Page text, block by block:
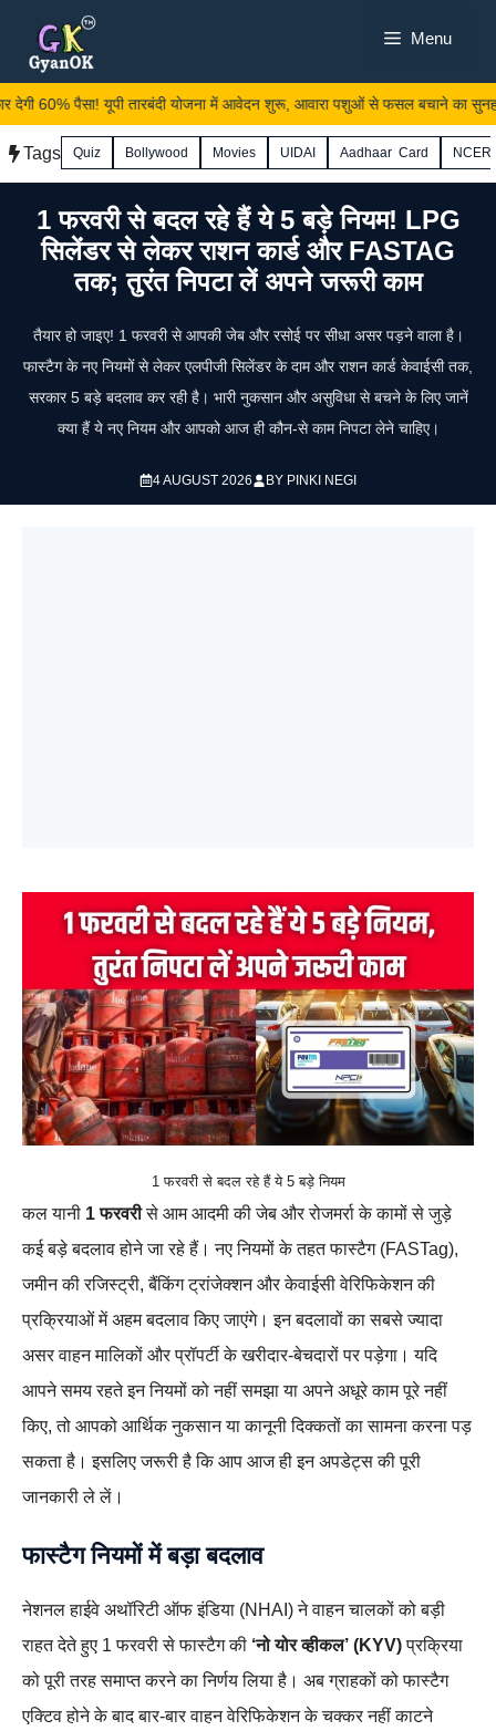
content
Menu
60% पैसा! यूपी तारबंदी योजना में आवेदन शुरू, आवारा पशुओं से फसल बचाने का सुनहरा
Tags Quiz Bollywood Movies UIDAI Aadhaar Card
1 फरवरी से बदल रहे हैं ये 5 बड़े नियम! LPG
सिलेंडर से लेकर राशन कार्ड और FASTAG
तक; तुरंत निपटा लें अपने जरूरी काम
तैयार हो जाइए! 1 फरवरी से आपकी जेब और रसोई पर सीधा असर पड़ने वाला है।
फास्टैग के नए नियमों से लेकर एलपीजी सिलेंडर के दाम और राशन कार्ड केवाईसी तक,
सरकार 5 बड़े बदलाव कर रही है। भारी नुकसान और असुविधा से बचने के लिए जानें
क्या हैं ये नए नियम और आपको आज ही कौन-से काम निपटा लेने चाहिए।
4 AUGUST 2026 BY PINKI NEGI
1 फरवरी से बदल रहे हैं ये 5 बड़े नियम
कल यानी 1 फरवरीसे आम आदमी की जेब और रोजमर्रा के कामों से जुड़े
कई बड़े बदलाव होने जा रहे हैं। नए नियमों के तहत फास्टैग (FASTag),
जमीन की रजिस्ट्री, बैंकिंग ट्रांजेक्शन और केवाईसी वेरिफिकेशन की
प्रक्रियाओं में अहम बदलाव किए जाएंगे। इन बदलावों का सबसे ज्यादा
असर वाहन मालिकों और प्रॉपर्टी के खरीदार-बेचदारों पर पड़ेगा। यदि
आपने समय रहते इन नियमों को नहीं समझा या अपने अधूरे काम पूरे नहीं
किए, तो आपको आर्थिक नुकसान या कानूनी दिक्कतों का सामना करना पड़
सकता है। इसलिए जरूरी है कि आप आज ही इन अपडेट्स की पूरी
जानकारी ले लें।
फास्टैग नियमों में बड़ा बदलाव
नेशनल हाईवे अथॉरिटी ऑफ इंडिया (NHAI) ने वाहन चालकों को बड़ी
राहत देते हुए 1 फरवरी से फास्टैग की ‘नो योर व्हीकल’ (KYV)प्रक्रिया
को पूरी तरह समाप्त करने का निर्णय लिया है। अब ग्राहकों को फास्टैग
एक्टिव होने के बाद बार-बार वाहन वेरिफिकेशन के चक्कर नहीं काटने